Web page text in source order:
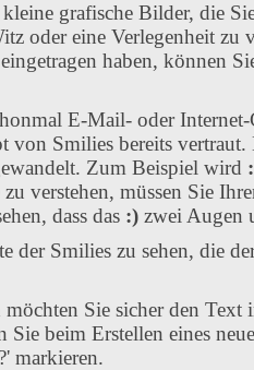
grafische Bilder, die
oder eine Verlegenheit zu
haben, können
E-Mail- oder
von Smilies bereits
Zum Beispiel wird
verstehen, müssen Sie
dass das :) zwei Augen
der Smilies zu sehen, die
möchten Sie sicher den
Sie beim Erstellen eines
markieren.